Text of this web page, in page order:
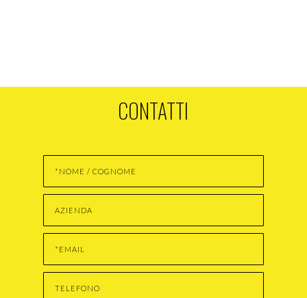
CONTATTI